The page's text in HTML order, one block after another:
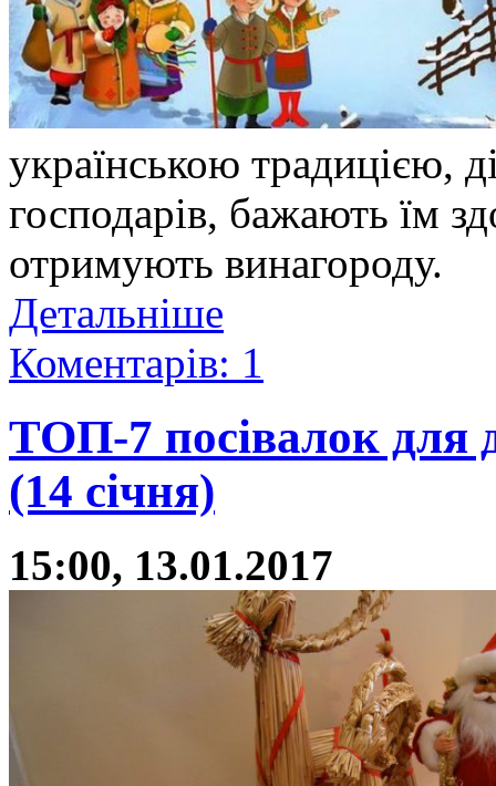
українською традицією,
господарів, бажають їм
отримують винагороду.
Детальніше
Коментарів: 1
ТОП-7 посівалок для
(14 січня)
15:00, 13.01.2017